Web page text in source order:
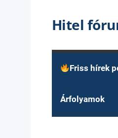
Hitel
Friss hírek
Árfolyamok